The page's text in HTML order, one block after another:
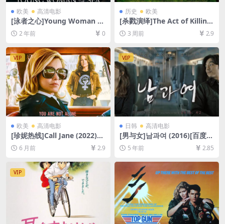
欧美 高清电影
[泳者之心]Young Woman a
nd the Sea (2024)[百度网盘
+夸克网盘1080P超清未删减
4/7.3GB][官方中英字幕]
2 年前 0
历史 欧美
[杀戮演绎]The Act of Killing
(2012)[百度网盘+夸克网盘10
80P超清未删减资源][网盘在
文字幕]
3 周前 2.9
VIP
欧美 高清电影
[珍妮热线]Call Jane (2022)
[百度网盘+夸克网盘1080P超
清未删减资源][网盘在线播放/
下载][MP4/7.7GB][中文字幕]
6 月前 2.9
VIP
日韩 高清电影
[男与女]남과여 (2016)[百度网
盘+迅雷云盘资源1080P超清
未删减][MP4/6.6GB][韩语中
字]
5 年前 2.85
VIP